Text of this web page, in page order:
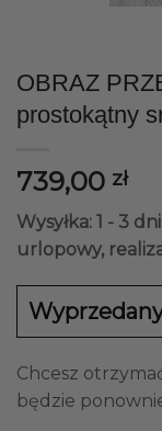
OBRAZ
prostokątny
739,00 zł
Wysyłka: 1 - 3
urlopowy,
Chcesz
będzie